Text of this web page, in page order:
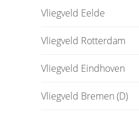
Vliegveld Eelde
Vliegveld Rotterdam
Vliegveld Eindhoven
Vliegveld Bremen (D)